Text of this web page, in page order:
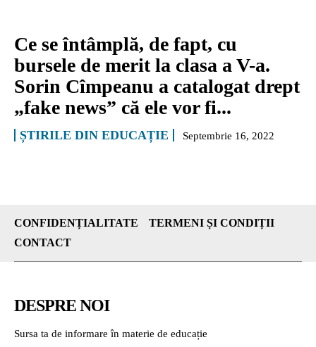
Ce se întâmplă, de fapt, cu
bursele de merit la clasa a V-a.
Sorin Cîmpeanu a catalogat drept
„fake news” că ele vor fi...
ȘTIRILE DIN EDUCAȚIE Septembrie 16, 2022
CONFIDENȚIALITATE
TERMENI ȘI CONDIȚII
CONTACT
DESPRE NOI
Sursa ta de informare în materie de educație